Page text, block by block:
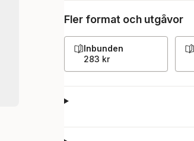
Fler format och utgåvor
Inbunden
283 kr